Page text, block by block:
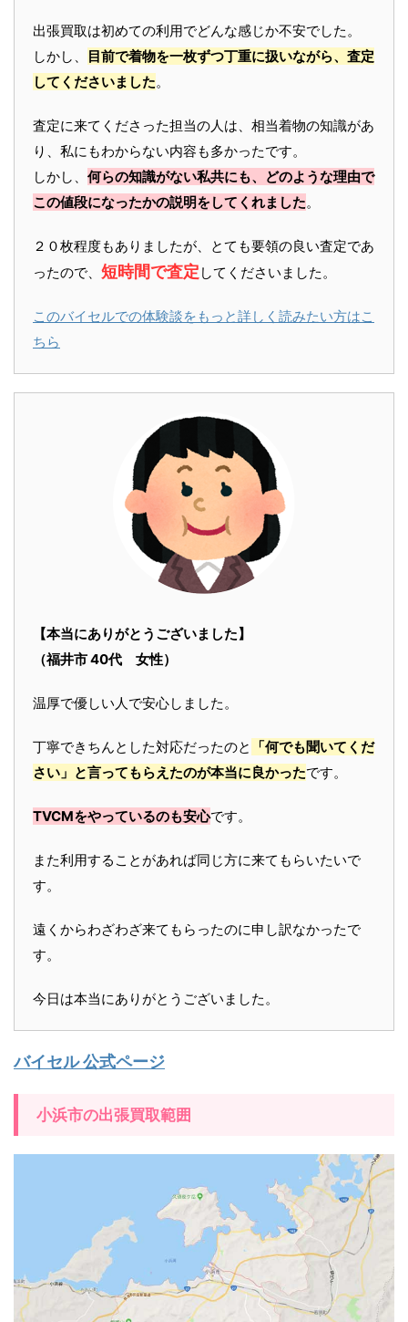
出張買取は初めての利用でどんな感じか不安でした。
しかし、
目前で着物を一枚ずつ丁重に扱いながら、査定
してくださいました。
査定に来てくださった担当の人は、相当着物の知識があ
り、私にもわからない内容も多かったです。
しかし、 何らの知識がない私共にも、どのような理由で
この値段になったかの説明をしてくれました。
２０枚程度もありましたが、とても要領の良い査定であ
ったので、 短時間で査定 してくださいました。
このバイセルでの体験談をもっと詳しく読みたい方はこ
ちら
【本当にありがとうございました】
（福井市 40代 女性）
温厚で優しい人で安心しました。
丁寧できちんとした対応だったのと
「何でも聞いてくだ
さい」と言ってもらえたのが本当に良かったです。
TVCMをやっているのも安心です。
また利用することがあれば同じ方に来てもらいたいで
す。
遠くからわざわざ来てもらったのに申し訳なかったで
す。
今日は本当にありがとうございました。
バイセル 公式ページ
小浜市の出張買取範囲